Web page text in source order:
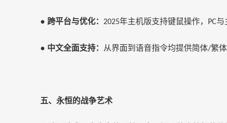
● 跨平台与优化： 2025年主机版支持键鼠操作， PC与
● 中文全面支持： 从界面到语音指令均提供简体/繁
五、永恒的战争艺术